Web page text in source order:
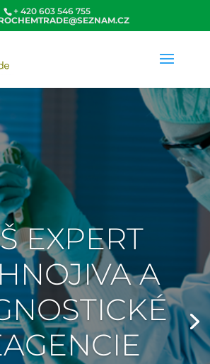
+ 420 603 546 755
EXPERT
A